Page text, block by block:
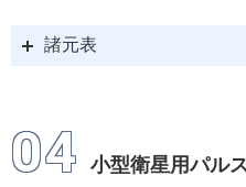
た
「革新的衛
諸元表
04 小型衛星用パル